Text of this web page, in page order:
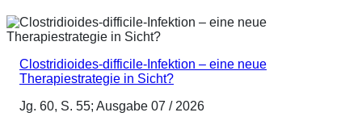
Clostridioides-difficile-Infektion – eine neue
Therapiestrategie in Sicht?
Jg. 60, S. 55; Ausgabe 07 / 2026